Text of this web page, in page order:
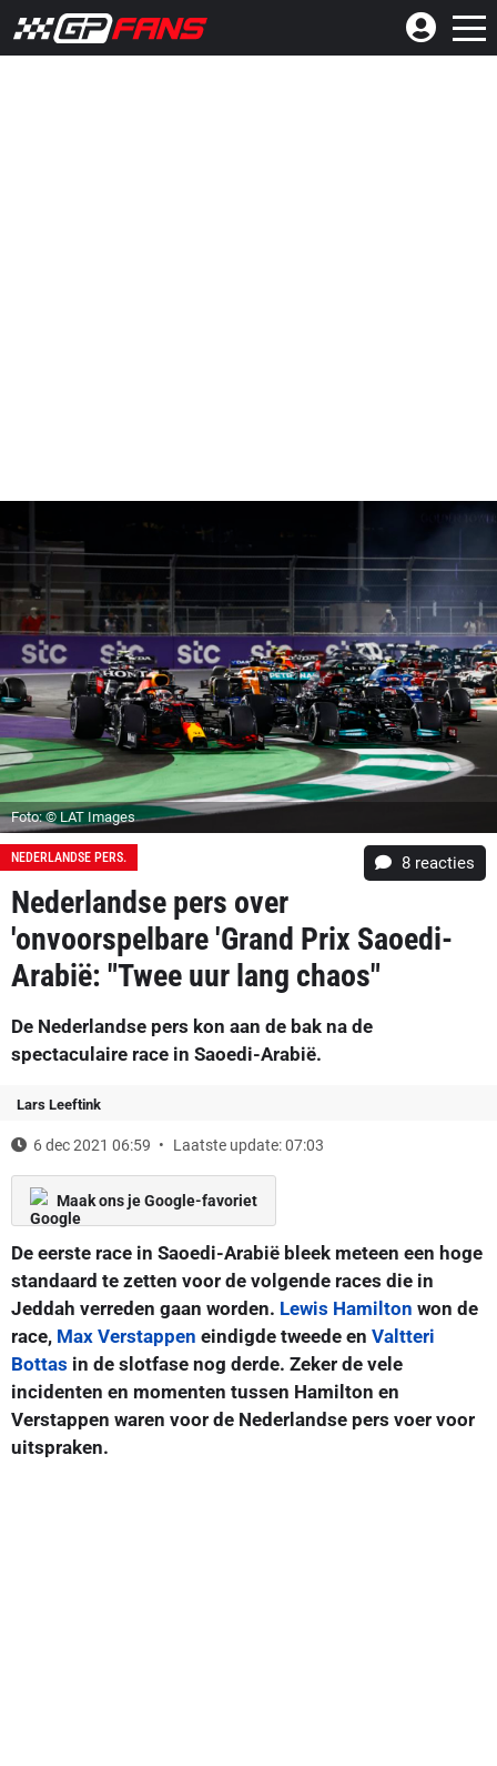
Foto: © LAT Images
NEDERLANDSE PERS. 8 reacties
Nederlandse pers over
'onvoorspelbare 'Grand Prix Saoedi-
Arabië: "Twee uur lang chaos"
De Nederlandse pers kon aan de bak na de
spectaculaire race in Saoedi-Arabië.
Lars Leeftink
6 dec 2021 06:59 Laatste update: 07:03
Maak ons je Google-favoriet
De eerste race in Saoedi-Arabië bleek meteen een hoge
standaard te zetten voor de volgende races die in
Jeddah verreden gaan worden. Lewis Hamilton won de
race, Max Verstappen eindigde tweede en Valtteri
Bottas in de slotfase nog derde. Zeker de vele
incidenten en momenten tussen Hamilton en
Verstappen waren voor de Nederlandse pers voer voor
uitspraken.